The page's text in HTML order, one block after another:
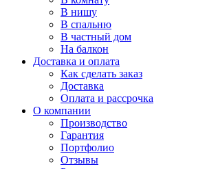
В нишу
В спальню
В частный дом
На балкон
Доставка и оплата
Как сделать заказ
Доставка
Оплата и рассрочка
О компании
Производство
Гарантия
Портфолио
Отзывы